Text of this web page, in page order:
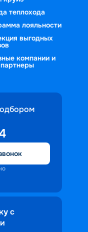
теплохода
лояльности
выгодных
компании и
с